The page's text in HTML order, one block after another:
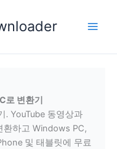
로 변환기
. YouTube 동영상과
환하고 Windows PC,
및 태블릿에 무료